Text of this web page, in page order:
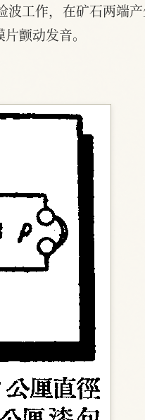
工作，在矿石两端
颤动发音。